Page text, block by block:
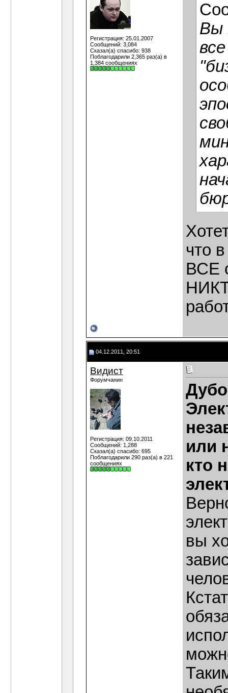
Регистрация: 25.01.2007
Сообщений: 3,084
Сказал(а) спасибо: 938
Поблагодарили 2,365 раз(а) в
1,384 сообщениях
Вы
что
ВСЕ
04.12.2011, 20:51
Видист
Форумчанин
Регистрация: 09.10.2011
Сообщений: 1,288
Сказал(а) спасибо: 695
Поблагодарили 290 раз(а) в 221
сообщениях
или
кто
вы